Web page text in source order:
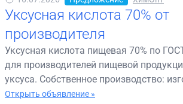
Уксусная кислота 70% от
производителя
Уксусная кислота пищевая 70% по
для производителей пищевой
уксуса. Собственное производство:
Открыть объявление »